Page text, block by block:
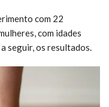
com 22
com idades
seguir, os resultados.